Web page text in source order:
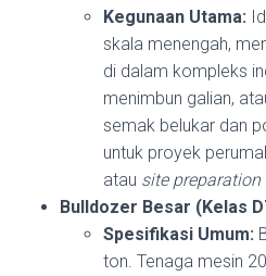
Kegunaan Utama:
skala menengah,
di dalam kompleks
menimbun galian,
semak belukar dan
untuk proyek
atau site preparation
Bulldozer Besar (Kelas
Spesifikasi Umum:
ton. Tenaga mesin